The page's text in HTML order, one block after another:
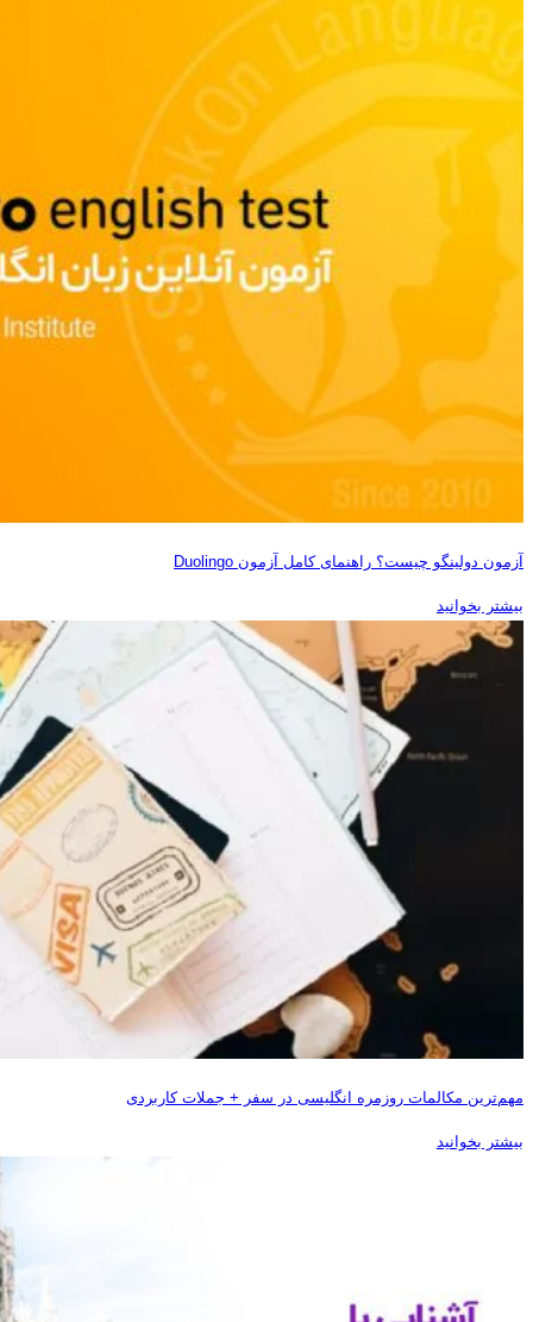
آزمون دولینگو چیست؟ راهنمای کامل آزمون Duolingo
بیشتر بخوانید
مهم‌ترین مکالمات روزمره انگلیسی در سفر + جملات کاربردی
بیشتر بخوانید